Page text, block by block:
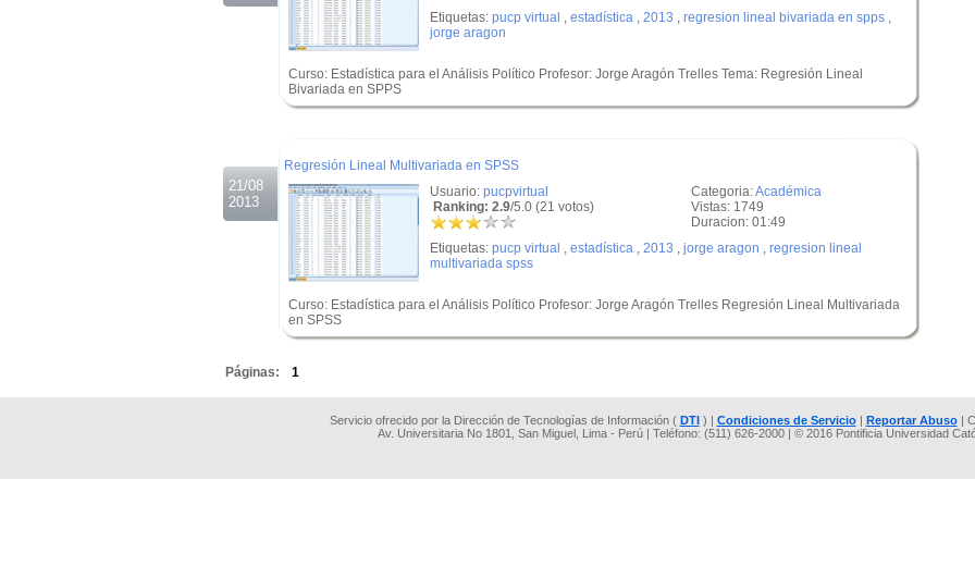
Etiquetas: pucp virtual , estadística , 2013 , regresion lineal bivariada en spps ,
jorge aragon
Curso: Estadística para el Análisis Político Profesor: Jorge Aragón Trelles Tema: Regresión Lineal
Bivariada en SPPS
21/08
2013
Regresión Lineal Multivariada en SPSS
Categoria:Académica
Vistas: 1749
Duracion: 01:49
Usuario: pucpvirtual
Ranking: 2.9/5.0 (21 votos)
Etiquetas: pucp virtual , estadística , 2013 , jorge aragon , regresion lineal
multivariada spss
Curso: Estadística para el Análisis Político Profesor: Jorge Aragón Trelles Regresión Lineal Multivariada
en SPSS
Páginas: 1
Servicio ofrecido por la Dirección de Tecnologías de Información ( DTI) | Condiciones de Servicio| Reportar Abuso|
Av. Universitaria No 1801, San Miguel, Lima - Perú | Teléfono: (511) 626-2000 | © 2016 Pontificia Universidad